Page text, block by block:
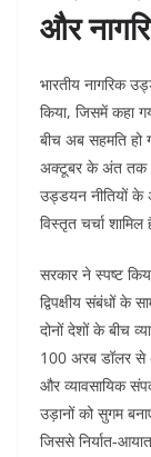
और
भारतीय नागरिक
किया, जिसमें कहा
बीच अब सहमति हो
अक्टूबर के अंत तक
उड्डयन नीतियों के
विस्तृत चर्चा शामिल
सरकार ने स्पष्ट
द्विपक्षीय संबंधों के
दोनों देशों के बीच
100 अरब डॉलर से
और व्यावसायिक
उड़ानों को सुगम
जिससे निर्यात-